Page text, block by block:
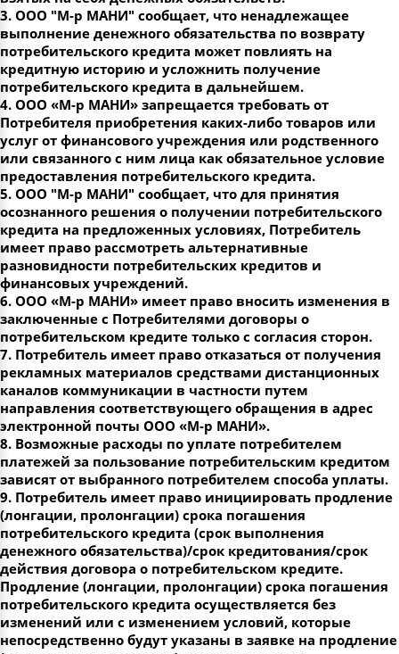
3. ООО "М-р МАНИ" сообщает, что ненадлежащее
выполнение денежного обязательства по возврату
потребительского кредита может повлиять на
кредитную историю и усложнить получение
потребительского кредита в дальнейшем.
4. ООО «М-р МАНИ» запрещается требовать от
Потребителя приобретения каких-либо товаров или
услуг от финансового учреждения или родственного
или связанного с ним лица как обязательное условие
предоставления потребительского кредита.
5. ООО "М-р МАНИ" сообщает, что для принятия
осознанного решения о получении потребительского
кредита на предложенных условиях, Потребитель
имеет право рассмотреть альтернативные
разновидности потребительских кредитов и
финансовых учреждений.
6. ООО «М-р МАНИ» имеет право вносить изменения в
заключенные с Потребителями договоры о
потребительском кредите только с согласия сторон.
7. Потребитель имеет право отказаться от получения
рекламных материалов средствами дистанционных
каналов коммуникации в частности путем
направления соответствующего обращения в адрес
электронной почты ООО «М-р МАНИ».
8. Возможные расходы по уплате потребителем
платежей за пользование потребительским кредитом
зависят от выбранного потребителем способа уплаты.
9. Потребитель имеет право инициировать продление
(лонгации, пролонгации) срока погашения
потребительского кредита (срок выполнения
денежного обязательства)/срок кредитования/срок
действия договора о потребительском кредите.
Продление (лонгации, пролонгации) срока погашения
потребительского кредита осуществляется без
изменений или с изменением условий, которые
непосредственно будут указаны в заявке на продление